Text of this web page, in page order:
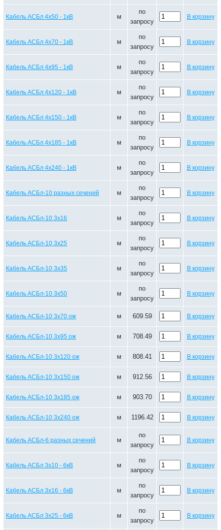
Кабель АСБл 4х50 - 1кВ м
по
запросу
В корзину
Кабель АСБл 4х70 - 1кВ м
по
запросу
В корзину
Кабель АСБл 4х95 - 1кВ м
по
запросу
В корзину
Кабель АСБл 4х120 - 1кВ м
по
запросу
В корзину
Кабель АСБл 4х150 - 1кВ м
по
запросу
В корзину
Кабель АСБл 4х185 - 1кВ м
по
запросу
В корзину
Кабель АСБл 4х240 - 1кВ м
по
запросу
В корзину
Кабель АСБл-10 разных сечений м
по
запросу
В корзину
Кабель АСБл-10 3х16 м
по
запросу
В корзину
Кабель АСБл-10 3х25 м
по
запросу
В корзину
Кабель АСБл-10 3х35 м
по
запросу
В корзину
Кабель АСБл-10 3х50 м
по
запросу
В корзину
Кабель АСБл-10 3х70 ож м 609.59 В корзину
Кабель АСБл-10 3х95 ож м 708.49 В корзину
Кабель АСБл-10 3х120 ож м 808.41 В корзину
Кабель АСБл-10 3х150 ож м 912.56 В корзину
Кабель АСБл-10 3х185 ож м 903.70 В корзину
Кабель АСБл-10 3х240 ож м 1196.42 В корзину
Кабель АСБл-6 разных сечений м
по
запросу
В корзину
Кабель АСБл 3х10 - 6кВ м
по
запросу
В корзину
Кабель АСБл 3х16 - 6кВ м
по
запросу
В корзину
Кабель АСБл 3х25 - 6кВ м
по
запросу
В корзину